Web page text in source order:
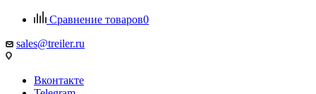
Сравнение товаров0
sales@treiler.ru
Вконтакте